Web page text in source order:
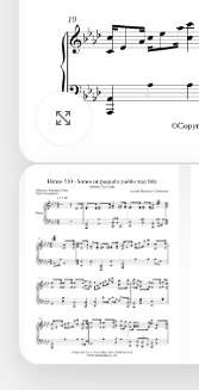
Click to enlarge